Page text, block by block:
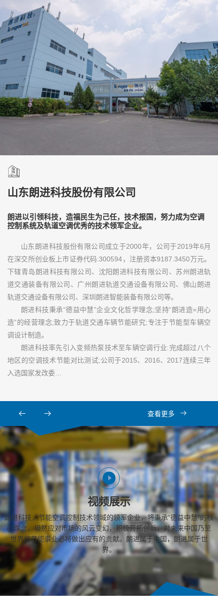
山东朗进科技股份有限公司
朗进以引领科技，造福民生为己任，技术报国，努力成为空调
控制系统及轨道空调优秀的技术领军企业。
山东朗进科技股份有限公司成立于2000年，公司于2019年6月
在深交所创业板上市证券代码:300594，注册资本9187.3450万元。
下辖青岛朗进科技有限公司、沈阳朗进科技有限公司、苏州朗进轨
道交通装备有限公司、广州朗进轨道交通设备有限公司、佛山朗进
轨道交通设备有限公司、深圳朗进智能装备有限公司等。
朗进科技秉承“德益中慧”企业文化哲学理念;坚持“朗进造=用心
造”的经营理念;致力于轨道交通车辆节能研究;专注于节能型车辆空
调设计制造。
朗进科技率先引入变频热泵技术至车辆空调行业:完成超过八个
地区的空调技术节能对比测试;公司于2015、2016、2017连续三年
入选国家发改委…
查看更多
视频展示
朗进科技，节能空调控制技术领域的领军企业，将秉承“德益中慧”的核
心理念，坦然应对市场的风云变幻，积极开拓创新，对未来中国乃至
世界的节能事业必将做出应有的贡献。朗进属于中国，朗进属于世
界。